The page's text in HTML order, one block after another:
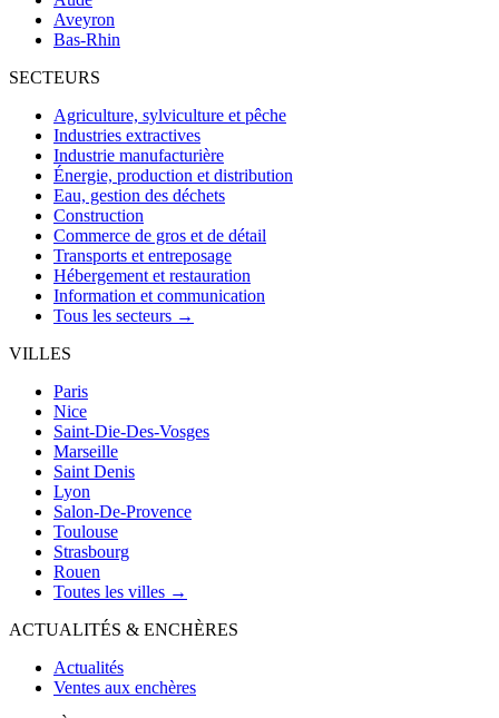
Aveyron
Bas-Rhin
SECTEURS
Agriculture, sylviculture et pêche
Industries extractives
Industrie manufacturière
Énergie, production et distribution
Eau, gestion des déchets
Construction
Commerce de gros et de détail
Transports et entreposage
Hébergement et restauration
Information et communication
Tous les secteurs →
VILLES
Paris
Nice
Saint-Die-Des-Vosges
Marseille
Saint Denis
Lyon
Salon-De-Provence
Toulouse
Strasbourg
Rouen
Toutes les villes →
ACTUALITÉS & ENCHÈRES
Actualités
Ventes aux enchères